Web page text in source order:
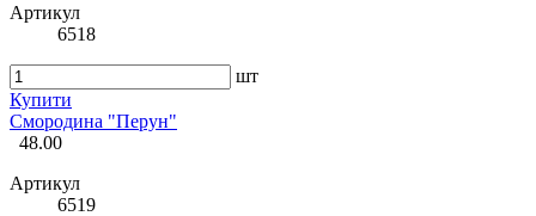
Артикул
6518
шт
Купити
Смородина "Перун"
48.00
Артикул
6519